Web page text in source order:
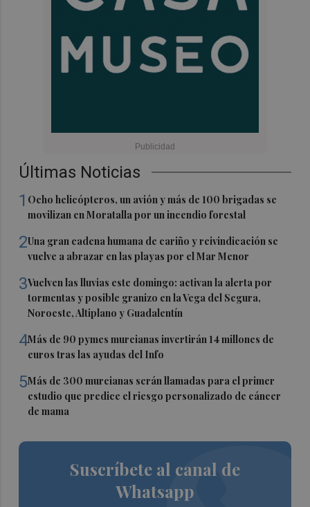
Últimas Noticias
1 Ocho helicópteros, un avión y más de 100 brigadas se
movilizan en Moratalla por un incendio forestal
2Una gran cadena humana de cariño y reivindicación se
vuelve a abrazar en las playas por el Mar Menor
3Vuelven las lluvias este domingo: activan la alerta por
tormentas y posible granizo en la Vega del Segura,
Noroeste, Altiplano y Guadalentín
4Más de 90 pymes murcianas invertirán 14 millones de
euros tras las ayudas del Info
5Más de 300 murcianas serán llamadas para el primer
estudio que predice el riesgo personalizado de cáncer
de mama
Suscríbete al canal de
Whatsapp